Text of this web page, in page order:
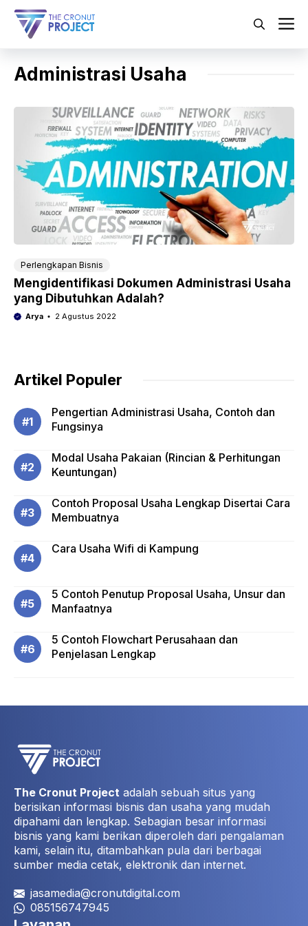
Langsung
Administrasi Usaha
Perlengkapan Bisnis
Mengidentifikasi Dokumen Administrasi Usaha
yang Dibutuhkan Adalah?
Arya 2 Agustus 2022
Artikel Populer
Pengertian Administrasi Usaha, Contoh dan
Fungsinya
Modal Usaha Pakaian (Rincian & Perhitungan
Keuntungan)
Contoh Proposal Usaha Lengkap Disertai Cara
Membuatnya
Cara Usaha Wifi di Kampung
5 Contoh Penutup Proposal Usaha, Unsur dan
Manfaatnya
5 Contoh Flowchart Perusahaan dan
Penjelasan Lengkap
The Cronut Project adalah sebuah situs yang
berisikan informasi bisnis dan usaha yang mudah
dipahami dan lengkap. Sebagian besar informasi
bisnis yang kami berikan diperoleh dari pengalaman
kami, selain itu, ditambahkan pula dari berbagai
sumber media cetak, elektronik dan internet.
jasamedia@cronutdigital.com
085156747945